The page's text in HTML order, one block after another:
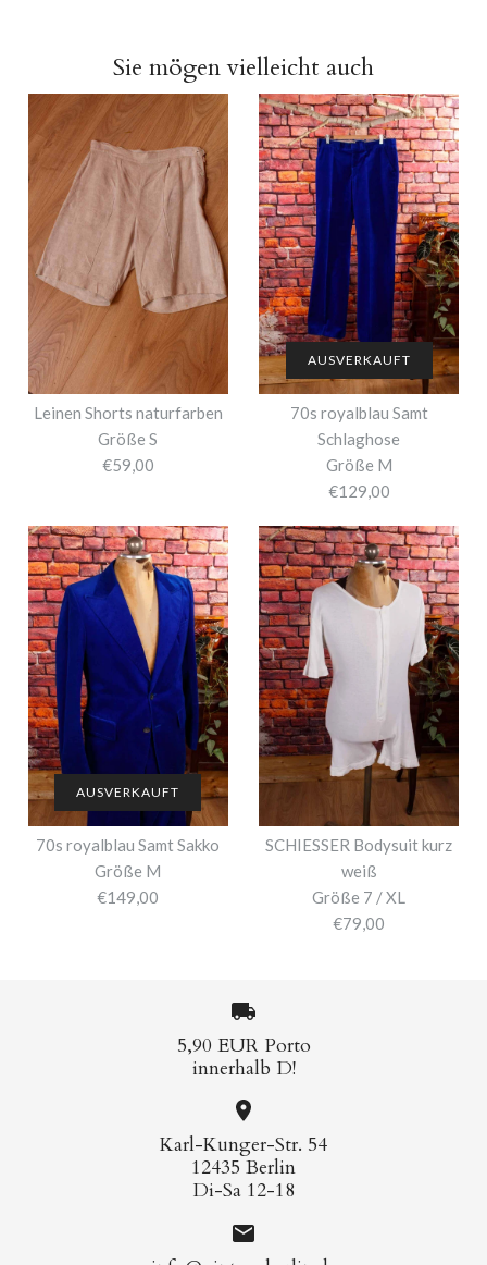
Sie mögen vielleicht auch
Leinen Shorts naturfarben
Größe S
€59,00
AUSVERKAUFT
70s royalblau Samt
Schlaghose
Größe M
€129,00
AUSVERKAUFT
70s royalblau Samt Sakko
Größe M
€149,00
SCHIESSER Bodysuit kurz
weiß
Größe 7 / XL
€79,00
5,90 EUR Porto
innerhalb D!
Karl-Kunger-Str. 54
12435 Berlin
Di-Sa 12-18